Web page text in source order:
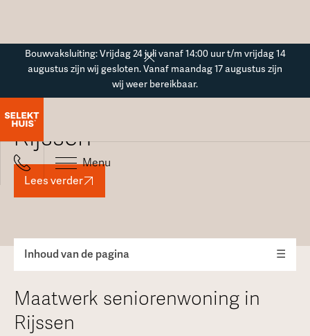
Bouwvaksluiting: Vrijdag 24 juli vanaf 14:00 uur t/m vrijdag 14
augustus zijn wij gesloten. Vanaf maandag 17 augustus zijn
wij weer bereikbaar.
Menu
Seniorenwoning in
Rijssen
Lees verder
Inhoud van de pagina ☰
Maatwerk seniorenwoning in
Rijssen